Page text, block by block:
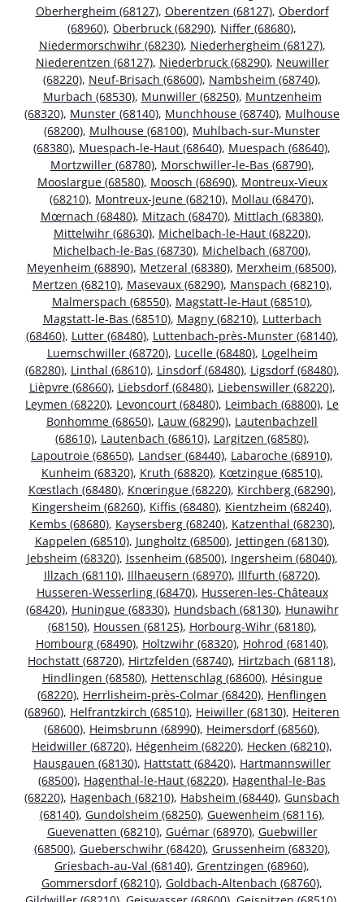
Oberhergheim (68127), Oberentzen (68127), Oberdorf
(68960), Oberbruck (68290), Niffer (68680),
Niedermorschwihr (68230), Niederhergheim (68127),
Niederentzen (68127), Niederbruck (68290), Neuwiller
(68220), Neuf-Brisach (68600), Nambsheim (68740),
Murbach (68530), Munwiller (68250), Muntzenheim
(68320), Munster (68140), Munchhouse (68740), Mulhouse
(68200), Mulhouse (68100), Muhlbach-sur-Munster
(68380), Muespach-le-Haut (68640), Muespach (68640),
Mortzwiller (68780), Morschwiller-le-Bas (68790),
Mooslargue (68580), Moosch (68690), Montreux-Vieux
(68210), Montreux-Jeune (68210), Mollau (68470),
Mœrnach (68480), Mitzach (68470), Mittlach (68380),
Mittelwihr (68630), Michelbach-le-Haut (68220),
Michelbach-le-Bas (68730), Michelbach (68700),
Meyenheim (68890), Metzeral (68380), Merxheim (68500),
Mertzen (68210), Masevaux (68290), Manspach (68210),
Malmerspach (68550), Magstatt-le-Haut (68510),
Magstatt-le-Bas (68510), Magny (68210), Lutterbach
(68460), Lutter (68480), Luttenbach-près-Munster (68140),
Luemschwiller (68720), Lucelle (68480), Logelheim
(68280), Linthal (68610), Linsdorf (68480), Ligsdorf (68480),
Lièpvre (68660), Liebsdorf (68480), Liebenswiller (68220),
Leymen (68220), Levoncourt (68480), Leimbach (68800), Le
Bonhomme (68650), Lauw (68290), Lautenbachzell
(68610), Lautenbach (68610), Largitzen (68580),
Lapoutroie (68650), Landser (68440), Labaroche (68910),
Kunheim (68320), Kruth (68820), Kœtzingue (68510),
Kœstlach (68480), Knœringue (68220), Kirchberg (68290),
Kingersheim (68260), Kiffis (68480), Kientzheim (68240),
Kembs (68680), Kaysersberg (68240), Katzenthal (68230),
Kappelen (68510), Jungholtz (68500), Jettingen (68130),
Jebsheim (68320), Issenheim (68500), Ingersheim (68040),
Illzach (68110), Illhaeusern (68970), Illfurth (68720),
Husseren-Wesserling (68470), Husseren-les-Châteaux
(68420), Huningue (68330), Hundsbach (68130), Hunawihr
(68150), Houssen (68125), Horbourg-Wihr (68180),
Hombourg (68490), Holtzwihr (68320), Hohrod (68140),
Hochstatt (68720), Hirtzfelden (68740), Hirtzbach (68118),
Hindlingen (68580), Hettenschlag (68600), Hésingue
(68220), Herrlisheim-près-Colmar (68420), Henflingen
(68960), Helfrantzkirch (68510), Heiwiller (68130), Heiteren
(68600), Heimsbrunn (68990), Heimersdorf (68560),
Heidwiller (68720), Hégenheim (68220), Hecken (68210),
Hausgauen (68130), Hattstatt (68420), Hartmannswiller
(68500), Hagenthal-le-Haut (68220), Hagenthal-le-Bas
(68220), Hagenbach (68210), Habsheim (68440), Gunsbach
(68140), Gundolsheim (68250), Guewenheim (68116),
Guevenatten (68210), Guémar (68970), Guebwiller
(68500), Gueberschwihr (68420), Grussenheim (68320),
Griesbach-au-Val (68140), Grentzingen (68960),
Gommersdorf (68210), Goldbach-Altenbach (68760),